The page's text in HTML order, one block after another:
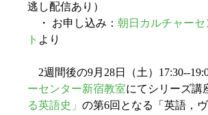
逃し配信あり）
・ お申し込み： 朝日カルチャー
ト より
2週間後の9月28日（土）17:30--
ーセンター新宿教室にてシリーズ講
る英語史」 の第6回となる「英語，